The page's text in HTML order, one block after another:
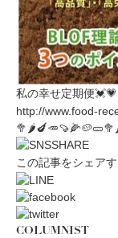
私の幸せ定期便💓💗
http://www.food-
この記事をシェアす
COLUMNIST